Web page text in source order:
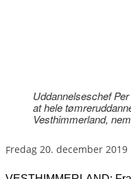
Uddannelseschef
at hele
Vesthimmerland,
fredag 20. december 2019